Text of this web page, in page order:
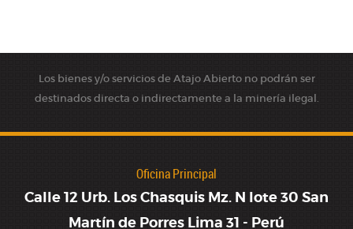
Los bienes y/o servicios de Atajo Abierto no podrán ser
destinados directa o indirectamente a la minería ilegal.
Oficina Principal
Calle 12 Urb. Los Chasquis Mz. N lote 30 San
Martín de Porres Lima 31 - Perú